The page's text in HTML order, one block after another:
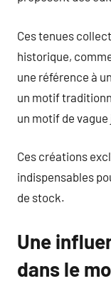
Ces tenues
historique,
une référence à
un motif
un motif de
Ces créations
indispensables
de stock.
Une
dans le